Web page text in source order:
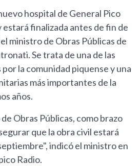
hospital de General Pico
estará finalizada antes de fin de
ministro de Obras Públicas de
Se trata de una de las
la comunidad piquense y una
más importantes de la
años.
Obras Públicas, como brazo
que la obra civil estará
indicó el ministro en
Radio.